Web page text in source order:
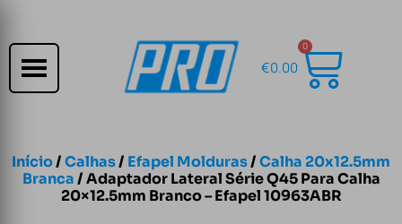
€0.00
0
Início/Calhas/ Efapel Molduras/Calha 20x12.5mm
Branca/ Adaptador Lateral Série Q45 Para Calha
20×12.5mm Branco – Efapel 10963ABR